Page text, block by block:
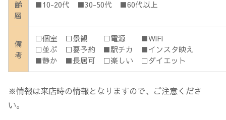
齢
層
■10-20代 ■30-50代 ■60代以上
備
考
□個室 □景観 □電源 ■WiFi
□並ぶ □要予約 ■駅チカ ■インスタ映え
■静か ■長居可 □楽しい □ダイエット
※情報は来店時の情報となりますので、ご注意くださ
い。